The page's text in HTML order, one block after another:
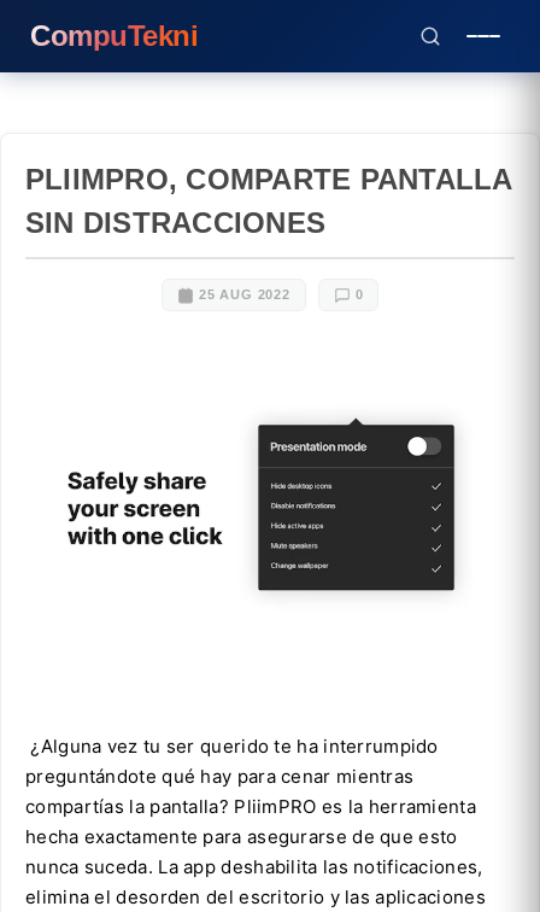
CompuTekni
PLIIMPRO, COMPARTE PANTALLA
SIN DISTRACCIONES
25 AUG 2022 0
¿Alguna vez tu ser querido te ha interrumpido
preguntándote qué hay para cenar mientras
compartías la pantalla? PliimPRO es la herramienta
hecha exactamente para asegurarse de que esto
nunca suceda. La app deshabilita las notificaciones,
elimina el desorden del escritorio y las aplicaciones